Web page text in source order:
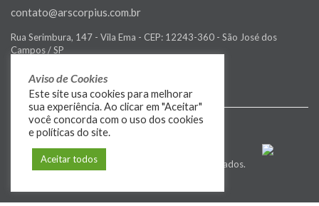
contato@arscorpius.com.br
Rua Serimbura, 147 - Vila Ema - CEP: 12243-360 - São José dos
Campos / SP
Política de Privacidade
© 2009-2026 MIDIASIM . Todos os direitos reservados.
Aviso de Cookies
Este site usa cookies para melhorar
sua experiência. Ao clicar em "Aceitar"
você concorda com o uso dos cookies
e políticas do site.
Aceitar todos